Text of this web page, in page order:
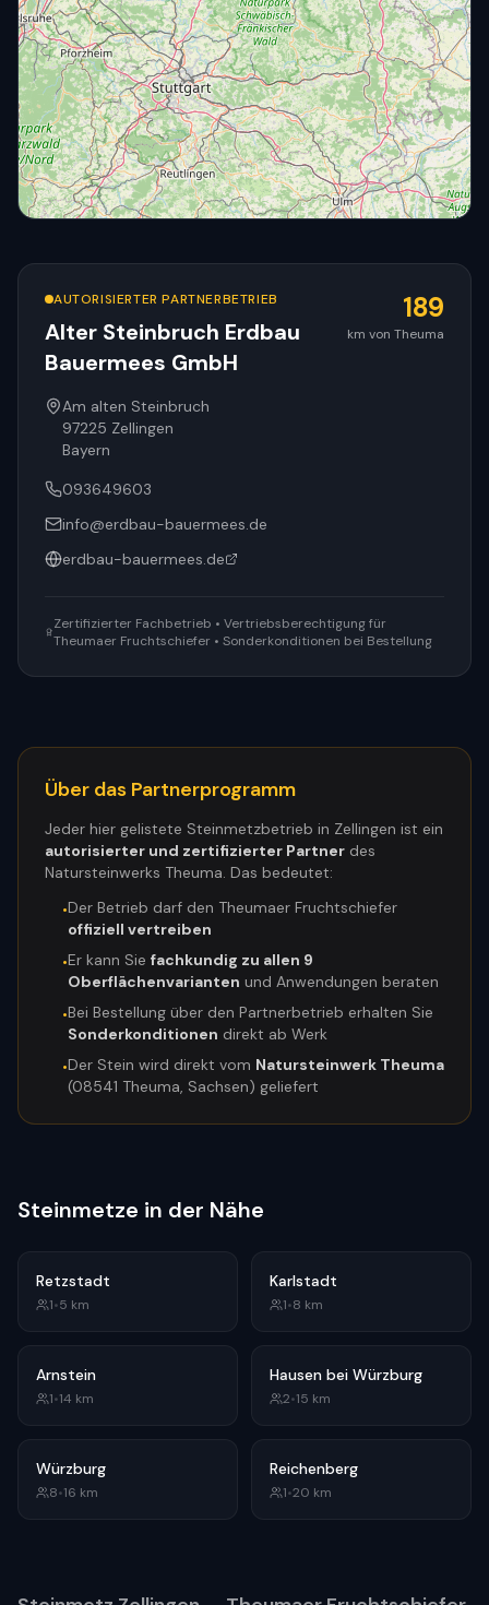
AUTORISIERTER PARTNERBETRIEB
Alter Steinbruch Erdbau
Bauermees GmbH
189
km von Theuma
Am alten Steinbruch
97225 Zellingen
Bayern
093649603
info@erdbau-bauermees.de
erdbau-bauermees.de
Zertifizierter Fachbetrieb • Vertriebsberechtigung für
Theumaer Fruchtschiefer • Sonderkonditionen bei Bestellung
Über das Partnerprogramm
Jeder hier gelistete Steinmetzbetrieb in Zellingen ist ein
autorisierter und zertifizierter Partner des
Natursteinwerks Theuma. Das bedeutet:
•Der Betrieb darf den Theumaer Fruchtschiefer
offiziell vertreiben
•Er kann Sie fachkundig zu allen 9
Oberflächenvarianten und Anwendungen beraten
•Bei Bestellung über den Partnerbetrieb erhalten Sie
Sonderkonditionen direkt ab Werk
•Der Stein wird direkt vom Natursteinwerk Theuma
(08541 Theuma, Sachsen) geliefert
Steinmetze in der Nähe
Retzstadt
1•5 km
Karlstadt
1•8 km
Arnstein
1•14 km
Hausen bei Würzburg
2•15 km
Würzburg
8•16 km
Reichenberg
1•20 km